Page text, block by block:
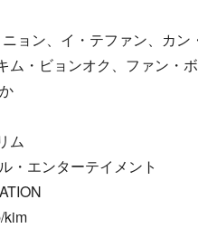
ョン、イ・テファン、カ
ム・ビョンオク、ファン・
ム
・エンターテイメント
kim